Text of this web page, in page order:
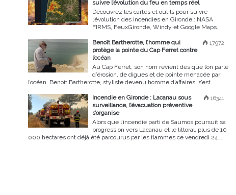
suivre l’évolution du feu en temps réel
Découvrez les cartes et outils pour suivre
l’évolution des incendies en Gironde : NASA
FIRMS, FeuxGironde, Windy et Google Maps.
17972
Benoît Bartherotte, l’homme qui
protège la pointe du Cap Ferret contre
l’océan
Au Cap Ferret, son nom revient dès que l’on parle
d’érosion, de digues et de pointe menacée par
l’océan. Benoît Bartherotte, styliste devenu homme d’affaires, s’est...
16341
Incendie en Gironde : Lacanau sous
surveillance, l’évacuation préventive
s’organise
Alors que l’incendie parti de Saumos poursuit sa
progression vers Lacanau et le littoral, plus de 10
000 hectares ont déjà été parcourus par les flammes ce vendredi 24...